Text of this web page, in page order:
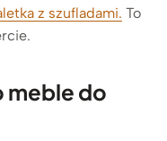
z szufladami. To
meble do